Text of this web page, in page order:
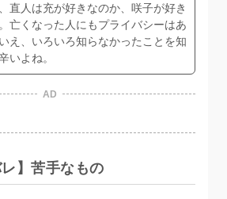
直人は充が好きなのか、咲子が好き
亡くなった人にもプライバシーはあ
え、いろいろ知らなかったことを知
いよね。
AD
レ】苦手なもの